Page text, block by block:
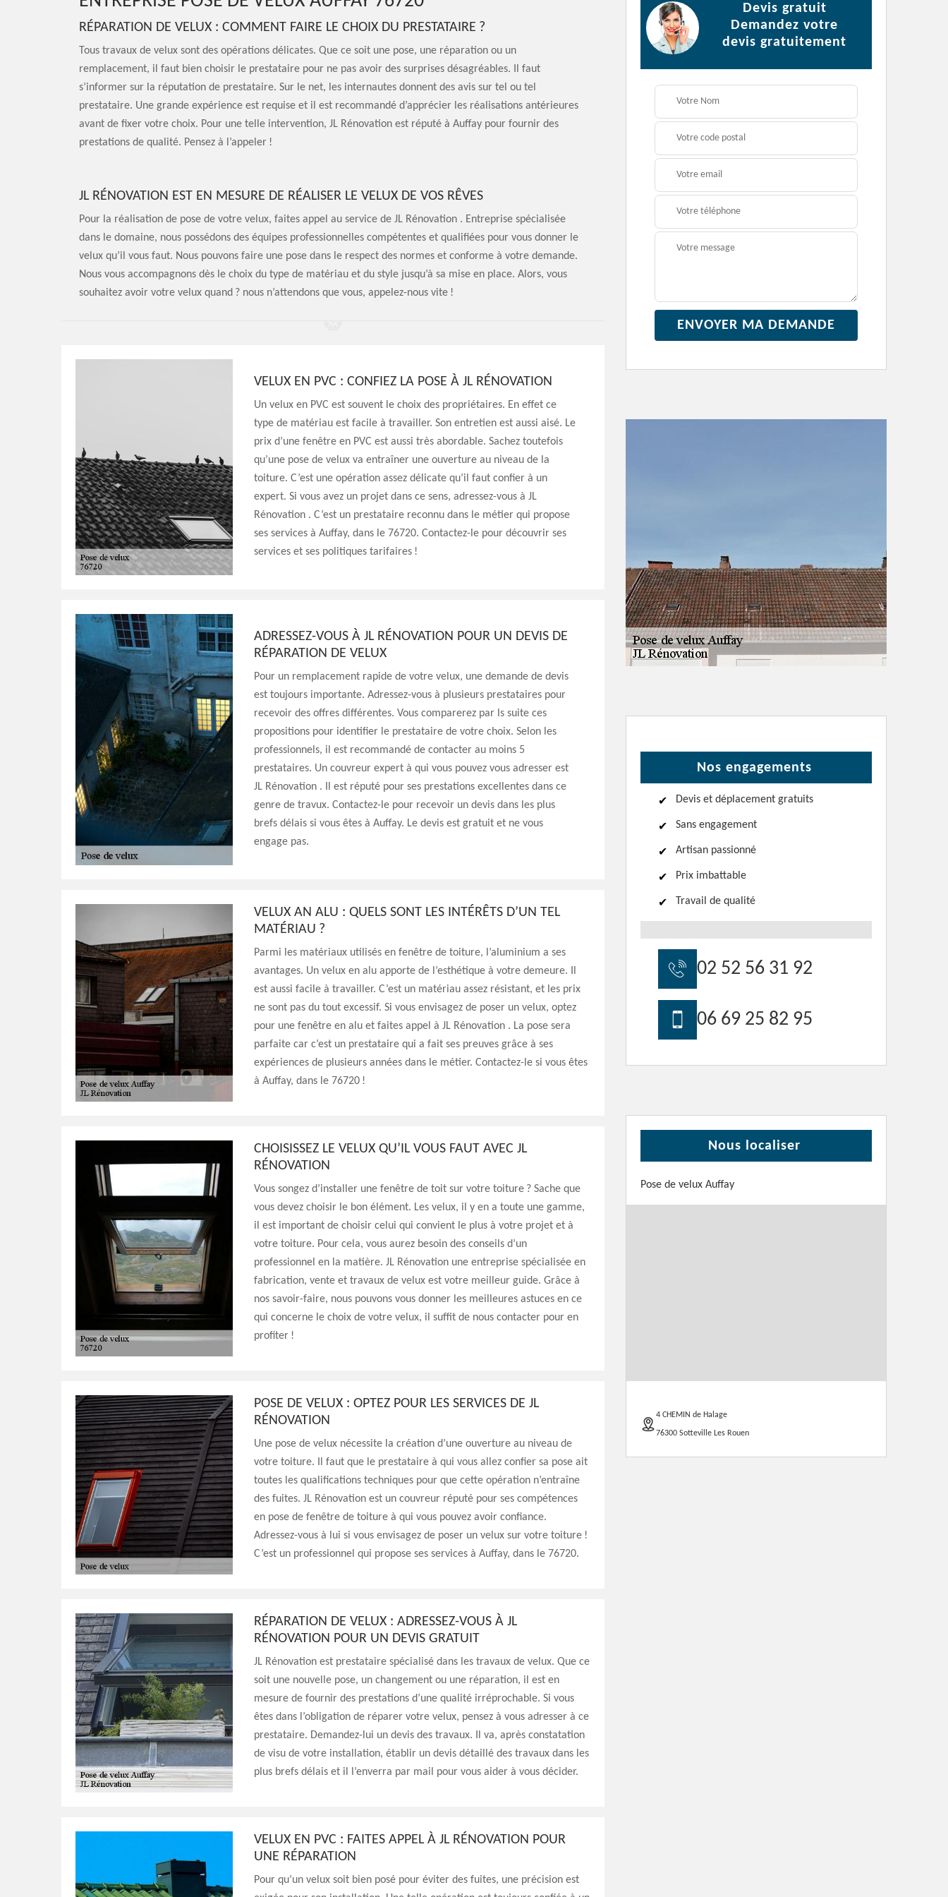
RÉPARATION DE VELUX : COMMENT FAIRE LE CHOIX DU PRESTATAIRE ?
Tous travaux de velux sont des opérations délicates. Que ce soit une pose, une réparation ou un
remplacement, il faut bien choisir le prestataire pour ne pas avoir des surprises désagréables. Il faut
s’informer sur la réputation de prestataire. Sur le net, les internautes donnent des avis sur tel ou tel
prestataire. Une grande expérience est requise et il est recommandé d’apprécier les réalisations antérieures
avant de fixer votre choix. Pour une telle intervention, JL Rénovation est réputé à Auffay pour fournir des
prestations de qualité. Pensez à l’appeler !
JL RÉNOVATION EST EN MESURE DE RÉALISER LE VELUX DE VOS RÊVES
Pour la réalisation de pose de votre velux, faites appel au service de JL Rénovation . Entreprise spécialisée
dans le domaine, nous possédons des équipes professionnelles compétentes et qualifiées pour vous donner le
velux qu’il vous faut. Nous pouvons faire une pose dans le respect des normes et conforme à votre demande.
Nous vous accompagnons dès le choix du type de matériau et du style jusqu’à sa mise en place. Alors, vous
souhaitez avoir votre velux quand ? nous n’attendons que vous, appelez-nous vite !
VELUX EN PVC : CONFIEZ LA POSE À JL RÉNOVATION
Un velux en PVC est souvent le choix des propriétaires. En effet ce
type de matériau est facile à travailler. Son entretien est aussi aisé. Le
prix d’une fenêtre en PVC est aussi très abordable. Sachez toutefois
qu’une pose de velux va entraîner une ouverture au niveau de la
toiture. C’est une opération assez délicate qu’il faut confier à un
expert. Si vous avez un projet dans ce sens, adressez-vous à JL
Rénovation . C’est un prestataire reconnu dans le métier qui propose
ses services à Auffay, dans le 76720. Contactez-le pour découvrir ses
services et ses politiques tarifaires !
ADRESSEZ-VOUS À JL RÉNOVATION POUR UN DEVIS DE
RÉPARATION DE VELUX
Pour un remplacement rapide de votre velux, une demande de devis
est toujours importante. Adressez-vous à plusieurs prestataires pour
recevoir des offres différentes. Vous comparerez par ls suite ces
propositions pour identifier le prestataire de votre choix. Selon les
professionnels, il est recommandé de contacter au moins 5
prestataires. Un couvreur expert à qui vous pouvez vous adresser est
JL Rénovation . Il est réputé pour ses prestations excellentes dans ce
genre de travux. Contactez-le pour recevoir un devis dans les plus
brefs délais si vous êtes à Auffay. Le devis est gratuit et ne vous
engage pas.
VELUX AN ALU : QUELS SONT LES INTÉRÊTS D’UN TEL
MATÉRIAU ?
Parmi les matériaux utilisés en fenêtre de toiture, l’aluminium a ses
avantages. Un velux en alu apporte de l’esthétique à votre demeure. Il
est aussi facile à travailler. C’est un matériau assez résistant, et les prix
ne sont pas du tout excessif. Si vous envisagez de poser un velux, optez
pour une fenêtre en alu et faites appel à JL Rénovation . La pose sera
parfaite car c’est un prestataire qui a fait ses preuves grâce à ses
expériences de plusieurs années dans le métier. Contactez-le si vous êtes
à Auffay, dans le 76720 !
CHOISISSEZ LE VELUX QU’IL VOUS FAUT AVEC JL
RÉNOVATION
Vous songez d’installer une fenêtre de toit sur votre toiture ? Sache que
vous devez choisir le bon élément. Les velux, il y en a toute une gamme,
il est important de choisir celui qui convient le plus à votre projet et à
votre toiture. Pour cela, vous aurez besoin des conseils d’un
professionnel en la matière. JL Rénovation une entreprise spécialisée en
fabrication, vente et travaux de velux est votre meilleur guide. Grâce à
nos savoir-faire, nous pouvons vous donner les meilleures astuces en ce
qui concerne le choix de votre velux, il suffit de nous contacter pour en
profiter !
POSE DE VELUX : OPTEZ POUR LES SERVICES DE JL
RÉNOVATION
Une pose de velux nécessite la création d’une ouverture au niveau de
votre toiture. Il faut que le prestataire à qui vous allez confier sa pose ait
toutes les qualifications techniques pour que cette opération n’entraîne
des fuites. JL Rénovation est un couvreur réputé pour ses compétences
en pose de fenêtre de toiture à qui vous pouvez avoir confiance.
Adressez-vous à lui si vous envisagez de poser un velux sur votre toiture !
C’est un professionnel qui propose ses services à Auffay, dans le 76720.
RÉPARATION DE VELUX : ADRESSEZ-VOUS À JL
RÉNOVATION POUR UN DEVIS GRATUIT
JL Rénovation est prestataire spécialisé dans les travaux de velux. Que ce
soit une nouvelle pose, un changement ou une réparation, il est en
mesure de fournir des prestations d’une qualité irréprochable. Si vous
êtes dans l’obligation de réparer votre velux, pensez à vous adresser à ce
prestataire. Demandez-lui un devis des travaux. Il va, après constatation
de visu de votre installation, établir un devis détaillé des travaux dans les
plus brefs délais et il l’enverra par mail pour vous aider à vous décider.
VELUX EN PVC : FAITES APPEL À JL RÉNOVATION POUR
UNE RÉPARATION
Pour qu’un velux soit bien posé pour éviter des fuites, une précision est
Devis gratuit
Demandez votre
devis gratuitement
Nos engagements
Devis et déplacement gratuits
Sans engagement
Artisan passionné
Prix imbattable
Travail de qualité
02 52 56 31 92
06 69 25 82 95
Nous localiser
Pose de velux Auffay
4 CHEMIN de Halage
76300 Sotteville Les Rouen